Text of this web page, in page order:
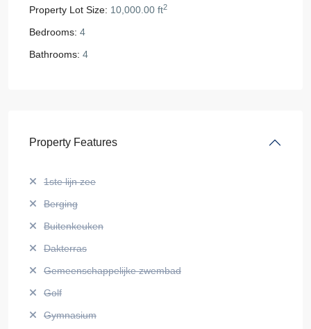
Property Lot Size: 10,000.00 ft2
Bedrooms: 4
Bathrooms: 4
Property Features
1ste lijn zee
Berging
Buitenkeuken
Dakterras
Gemeenschappelijke zwembad
Golf
Gymnasium